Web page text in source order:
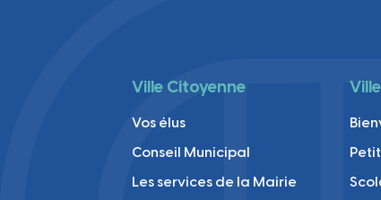
Ville Citoyenne
Vos élus
Conseil Municipal
Les services de la Mairie